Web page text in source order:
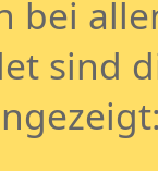
bei
sind